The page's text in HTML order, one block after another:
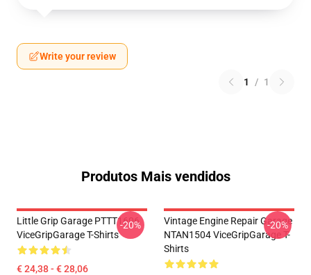
Write your review
1 / 1
Produtos Mais vendidos
Little Grip Garage PTTT1606
ViceGripGarage T-Shirts
€ 24,38 - € 28,06
-20%
Vintage Engine Repair Garage
NTAN1504 ViceGripGarage T-
Shirts
-20%